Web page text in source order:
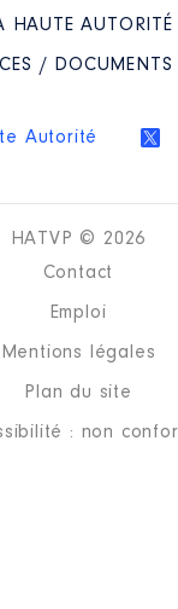
HAUTE AUTORITÉ
/ DOCUMENTS
Autorité
HATVP © 2026
Contact
Emploi
Mentions légales
Plan du site
: non